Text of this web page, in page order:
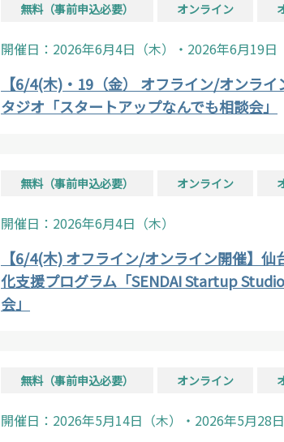
無料（事前申込必要） オンライン
開催日：2026年6月4日（木）・2026年6月19日
【6/4(木)・19（金） オフライン/オンラ
タジオ「スタートアップなんでも相談会」
無料（事前申込必要） オンライン
開催日：2026年6月4日（木）
【6/4(木) オフライン/オンライン開催】
化支援プログラム「SENDAI Startup
会」
無料（事前申込必要） オンライン
開催日：2026年5月14日（木）・2026年5月28日